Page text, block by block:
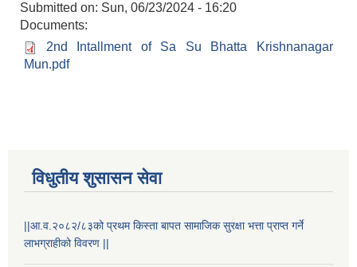
Submitted on: Sun, 06/23/2024 - 16:20
Documents:
2nd Intallment of Sa Su Bhatta Krishnanagar
Mun.pdf
विधुतीय शुसासन सेवा
||आ.व.२०८२/८३को प्रथम किस्ता बापत सामाजिक सुरक्षा भत्ता प्राप्त गर्ने
लाभग्राहीको विवरण ||